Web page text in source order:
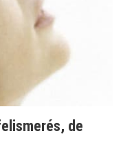
de